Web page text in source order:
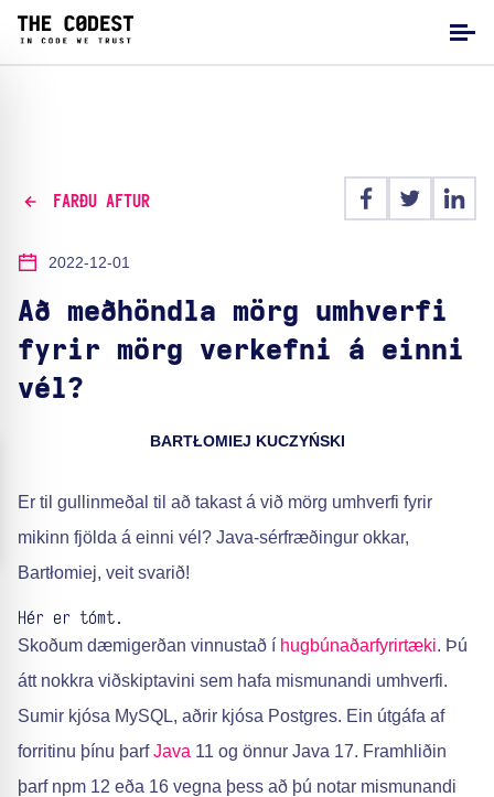
FARÐU AFTUR
2022-12-01
Að meðhöndla mörg umhverfi
fyrir mörg verkefni á einni
vél?
BARTŁOMIEJ KUCZYŃSKI
Er til gullinmeðal til að takast á við mörg umhverfi fyrir
mikinn fjölda á einni vél? Java-sérfræðingur okkar,
Bartłomiej, veit svarið!
Hér er tómt.
Skoðum dæmigerðan vinnustað í hugbúnaðarfyrirtæki. Þú
átt nokkra viðskiptavini sem hafa mismunandi umhverfi.
Sumir kjósa MySQL, aðrir kjósa Postgres. Ein útgáfa af
forritinu þínu þarfJava 11 og önnur Java 17. Framhliðin
þarf npm 12 eða 16 vegna þess að þú notar mismunandi